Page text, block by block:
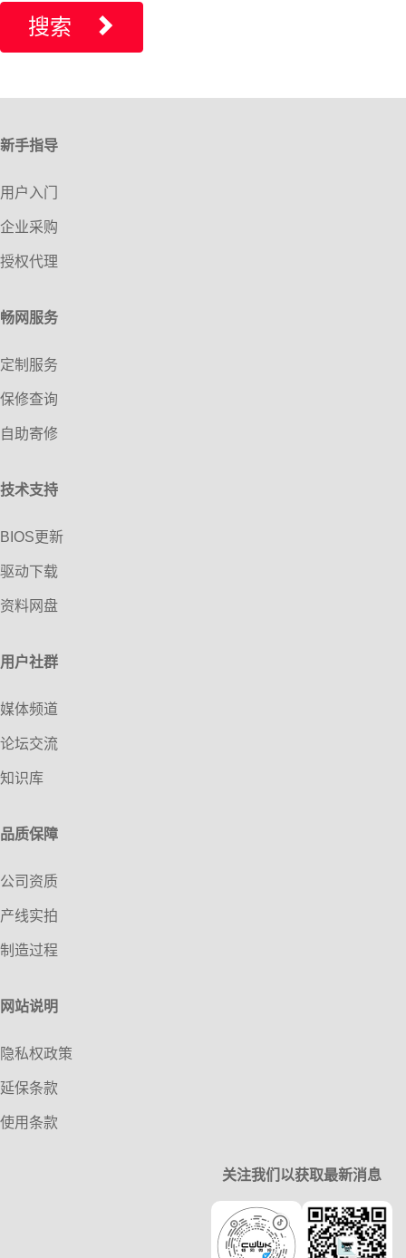
搜索
新手指导
用户入门
企业采购
授权代理
畅网服务
定制服务
保修查询
自助寄修
技术支持
BIOS更新
驱动下载
资料网盘
用户社群
媒体频道
论坛交流
知识库
品质保障
公司资质
产线实拍
制造过程
网站说明
隐私权政策
延保条款
使用条款
关注我们以获取最新消息